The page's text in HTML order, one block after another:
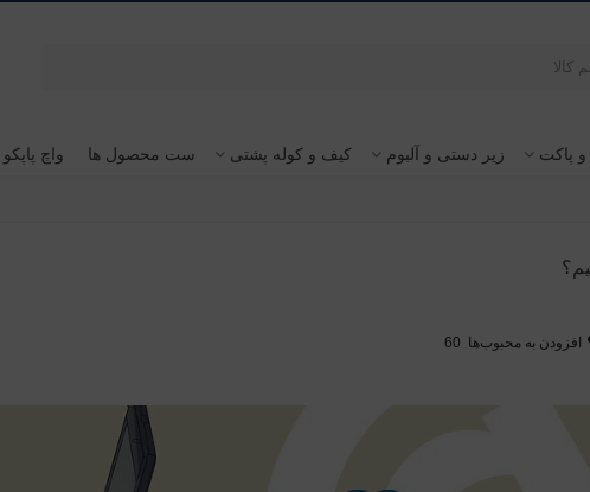
پاکت زیر دستی و آلبوم کیف و کوله پشتی ست محصول ها واچ پاپکو
افزودن به محبوب‌ها 60